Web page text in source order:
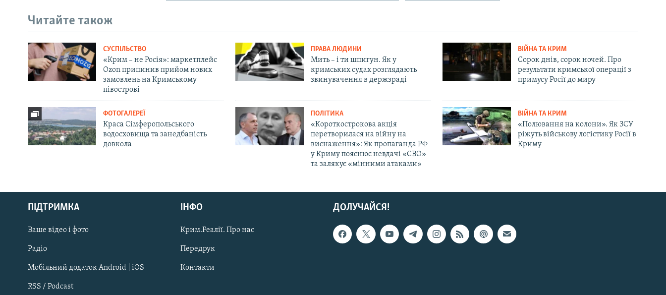
Русский
Qırımtatar
ДОЛУЧАЙСЯ!
Читайте також
СУСПІЛЬСТВО
«Крим – не Росія»: маркетплейс
Ozon припинив прийом нових
замовлень на Кримському
півострові
ПРАВА ЛЮДИНИ
Мить – і ти шпигун. Як у
кримських судах розглядають
звинувачення в держзраді
ВІЙНА ТА КРИМ
Сорок днів, сорок ночей. Про
результати кримської операції з
примусу Росії до миру
ФОТОГАЛЕРЕЇ
Краса Сімферопольського
водосховища та занедбаність
довкола
ПОЛІТИКА
«Короткострокова акція
перетворилася на війну на
виснаження»: Як пропаганда РФ
у Криму пояснює невдачі «СВО»
та залякує «мінними атаками»
ВІЙНА ТА КРИМ
«Полювання на колони». Як ЗСУ
ріжуть військову логістику Росії в
Криму
ДОЛУЧАЙСЯ!
ПІДТРИМКА
Ваше відео і фото
Радіо
Мобільний додаток Android | iOS
RSS / Podcast
ІНФО
Крим.Реалії. Про нас
Передрук
Контакти